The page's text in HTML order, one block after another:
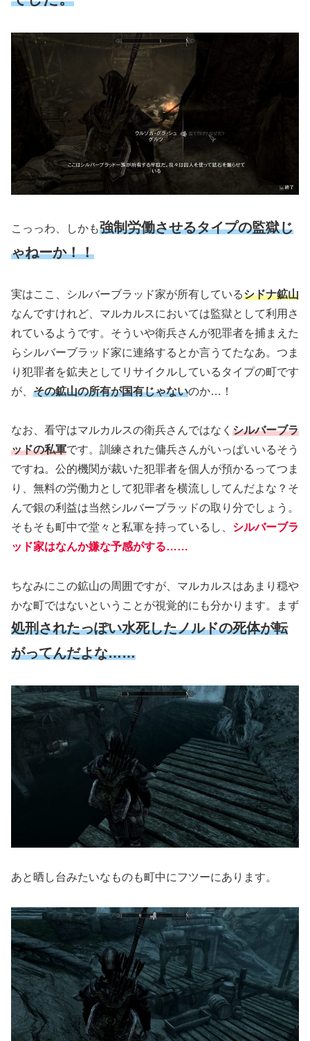
こっっわ、しかも強制労働させるタイプの監獄じ
ゃねーか！！
実はここ、シルバーブラッド家が所有しているシドナ鉱山
なんですけれど、マルカルスにおいては監獄として利用さ
れているようです。そういや衛兵さんが犯罪者を捕まえた
らシルバーブラッド家に連絡するとか言うてたなあ。つま
り犯罪者を鉱夫としてリサイクルしているタイプの町です
が、 その鉱山の所有が国有じゃないのか…！
なお、看守はマルカルスの衛兵さんではなく シルバーブラ
ッドの私軍です。訓練された傭兵さんがいっぱいいるそう
ですね。公的機関が裁いた犯罪者を個人が預かるってつま
り、無料の労働力として犯罪者を横流ししてんだよな？そ
んで銀の利益は当然シルバーブラッドの取り分でしょう。
そもそも町中で堂々と私軍を持っているし、 シルバーブラ
ッド家はなんか嫌な予感がする……
ちなみにこの鉱山の周囲ですが、マルカルスはあまり穏や
かな町ではないということが視覚的にも分かります。まず
処刑されたっぽい水死したノルドの死体が転
がってんだよな……
あと晒し台みたいなものも町中にフツーにあります。